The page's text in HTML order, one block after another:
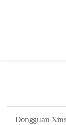
spodnie
Dongguan